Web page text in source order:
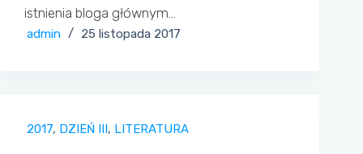
istnienia bloga głównym…
admin 25 listopada 2017
2017, DZIEŃ III , LITERATURA